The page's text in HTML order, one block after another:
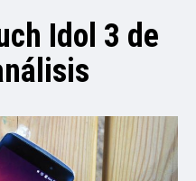
Idol 3 de